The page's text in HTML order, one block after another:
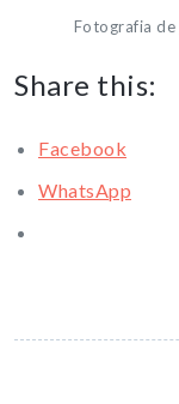
Fotografia de
Share this:
Facebook
WhatsApp